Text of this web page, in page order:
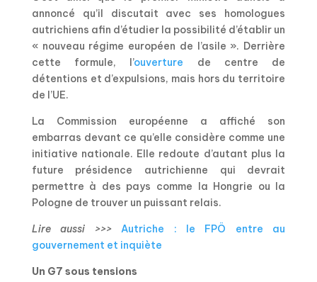
annoncé qu’il discutait avec ses homologues
autrichiens afin d’étudier la possibilité d’établir un
« nouveau régime européen de l’asile ». Derrière
cette formule, l’ouverture de centre de
détentions et d’expulsions, mais hors du territoire
de l’UE.
La Commission européenne a affiché son
embarras devant ce qu’elle considère comme une
initiative nationale. Elle redoute d’autant plus la
future présidence autrichienne qui devrait
permettre à des pays comme la Hongrie ou la
Pologne de trouver un puissant relais.
Lire aussi >>>
Autriche : le FPÖ entre au
gouvernement et inquiète
Un G7 sous tensions